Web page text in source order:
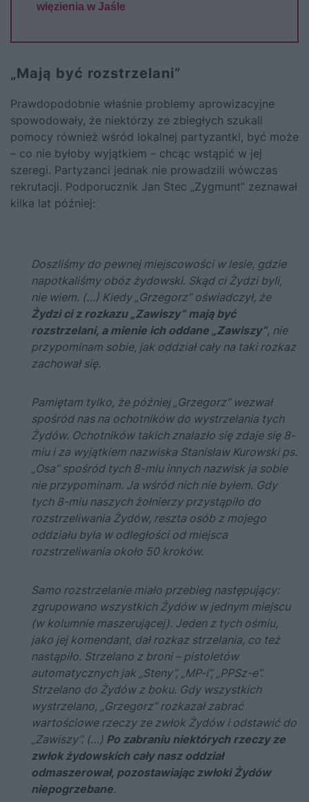
więzienia w Jaśle
„Mają być rozstrzelani”
Prawdopodobnie właśnie problemy aprowizacyjne
spowodowały, że niektórzy ze zbiegłych szukali
pomocy również wśród lokalnej partyzantki, być może
– co nie byłoby wyjątkiem – chcąc wstąpić w jej
szeregi. Partyzanci jednak nie prowadzili wówczas
rekrutacji. Podporucznik Jan Stec „Zygmunt” zeznawał
kilka lat później:
Doszliśmy do pewnej miejscowości w lesie, gdzie
napotkaliśmy obóz żydowski. Skąd ci Żydzi byli,
nie wiem. (…) Kiedy „Grzegorz” oświadczył, że
Żydzi ci z rozkazu „Zawiszy” mają być
rozstrzelani, a mienie ich oddane „Zawiszy”, nie
przypominam sobie, jak oddział cały na taki rozkaz
zachował się.
Pamiętam tylko, że później „Grzegorz” wezwał
spośród nas na ochotników do wystrzelania tych
Żydów. Ochotników takich znalazło się zdaje się 8-
miu i za wyjątkiem nazwiska Stanisław Kurowski ps.
„Osa” spośród tych 8-miu innych nazwisk ja sobie
nie przypominam. Ja wśród nich nie byłem. Gdy
tych 8-miu naszych żołnierzy przystąpiło do
rozstrzeliwania Żydów, reszta osób z mojego
oddziału była w odległości od miejsca
rozstrzeliwania około 50 kroków.
Samo rozstrzelanie miało przebieg następujący:
zgrupowano wszystkich Żydów w jednym miejscu
(w kolumnie maszerującej). Jeden z tych ośmiu,
jako jej komendant, dał rozkaz strzelania, co też
nastąpiło. Strzelano z broni – pistoletów
automatycznych jak „Steny”, „MP-i”, „PPSz-e”.
Strzelano do Żydów z boku. Gdy wszystkich
wystrzelano, „Grzegorz” rozkazał zabrać
wartościowe rzeczy ze zwłok Żydów i odstawić do
„Zawiszy”. (…) Po zabraniu niektórych rzeczy ze
zwłok żydowskich cały nasz oddział
odmaszerował, pozostawiając zwłoki Żydów
niepogrzebane.